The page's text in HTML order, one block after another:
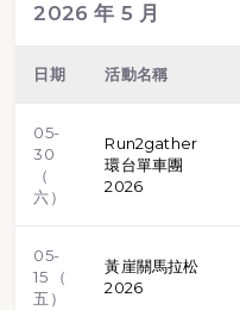
2026 年 5 月
日期 活動名稱
05-
30
（
六）
Run2gather
環台單車團
2026
05-
15 （
五）
黃崖關馬拉松
2026